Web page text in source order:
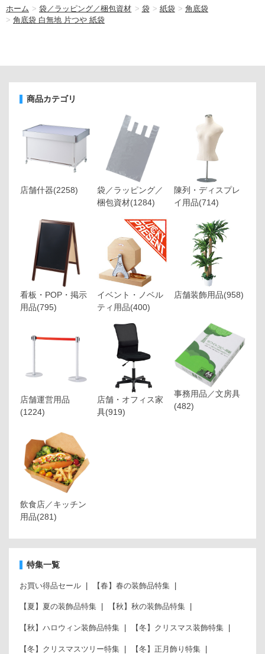
ホーム >袋／ラッピング／梱包資材 > 袋 > 紙袋 > 角底袋
> 角底袋 白無地 片つや 紙袋
商品カテゴリ
店舗什器(2258)
袋／ラッピング／
梱包資材(1284)
陳列・ディスプレ
イ用品(714)
看板・POP・掲示
用品(795)
イベント・ノベル
ティ用品(400)
店舗装飾用品(958)
店舗運営用品
(1224)
店舗・オフィス家
具(919)
事務用品／文房具
(482)
飲食店／キッチン
用品(281)
特集一覧
お買い得品セール 【春】春の装飾品特集
【夏】夏の装飾品特集 【秋】秋の装飾品特集
【秋】ハロウィン装飾品特集 【冬】クリスマス装飾特集
【冬】クリスマスツリー特集 【冬】正月飾り特集